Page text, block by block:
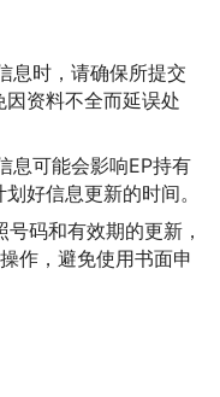
息时，请确保所提交
资料不全而延误处
息可能会影响EP持有
好信息更新的时间。
码和有效期的更新，
作，避免使用书面申